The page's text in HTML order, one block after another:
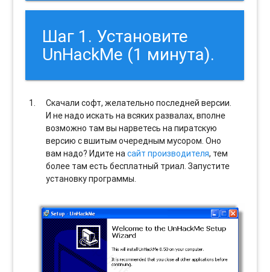
Шаг 1. Установите
UnHackMe (1 минута).
Скачали софт, желательно последней версии.
И не надо искать на всяких развалах, вполне
возможно там вы нарветесь на пиратскую
версию с вшитым очередным мусором. Оно
вам надо? Идите насайт производителя, тем
более там есть бесплатный триал. Запустите
установку программы.